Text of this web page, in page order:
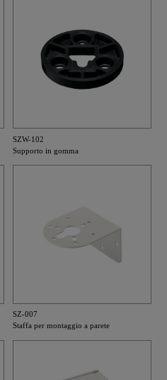
SZW-102
Supporto in gomma
SZ-007
Staffa per montaggio a parete